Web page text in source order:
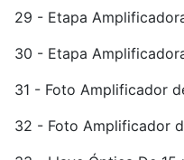
29 - Etapa
30 - Etapa
31 - Foto Amplificador
32 - Foto Amplificador